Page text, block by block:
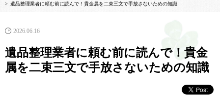
> 遺品整理業者に頼む前に読んで！貴金属を二束三文で手放さないための知識
2026.06.16
遺品整理業者に頼む前に読んで！貴金
属を二束三文で手放さないための知識